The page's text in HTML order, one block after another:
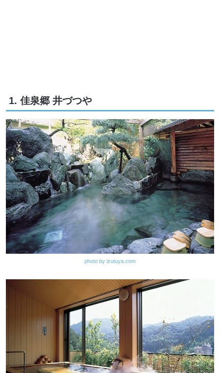
1. 佳泉郷 井づつや
photo by izutuya.com